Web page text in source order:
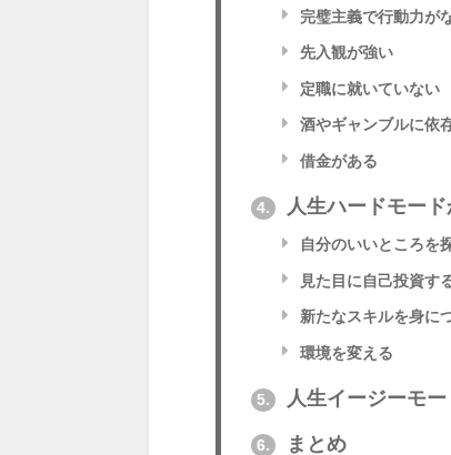
完璧主義で行動力が
先入観が強い
定職に就いていない
酒やギャンブルに依
借金がある
4. 人生ハードモー
自分のいいところを
見た目に自己投資す
新たなスキルを身に
環境を変える
5. 人生イージーモ
6. まとめ